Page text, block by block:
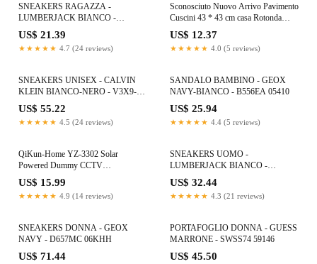
SNEAKERS RAGAZZA -
LUMBERJACK BIANCO -
102268131
US$ 21.39
★★★★★ 4.7 (24 reviews)
Sconosciuto Nuovo Arrivo Pavimento
Cuscini 43 * 43 cm casa Rotonda
Mandala Indiano Rotonda Boemia
Cuscini Case Color Textile Pillow
Slip, Color 14, Size:Diameter:43 *
US$ 12.37
★★★★★ 4.0 (5 reviews)
SNEAKERS UNISEX - CALVIN
KLEIN BIANCO-NERO - V3X9-
83300-1355
US$ 55.22
★★★★★ 4.5 (24 reviews)
SANDALO BAMBINO - GEOX
NAVY-BIANCO - B556EA 05410
US$ 25.94
★★★★★ 4.4 (5 reviews)
QiKun-Home YZ-3302 Solar
Powered Dummy CCTV
Sorveglianza di Sicurezza
Impermeabile Fotocamera Falsa
Lampeggiante LED Rosso Luce Video
US$ 15.99
★★★★★ 4.9 (14 reviews)
SNEAKERS UOMO -
LUMBERJACK BIANCO -
102268568
US$ 32.44
★★★★★ 4.3 (21 reviews)
SNEAKERS DONNA - GEOX
NAVY - D657MC 06KHH
US$ 71.44
PORTAFOGLIO DONNA - GUESS
MARRONE - SWSS74 59146
US$ 45.50